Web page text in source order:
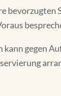
bevorzugten
kann gegen